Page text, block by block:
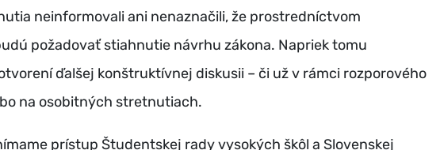
neinformovali ani nenaznačili, že prostredníctvom
požadovať stiahnutie návrhu zákona. Napriek tomu
ďalšej konštruktívnej diskusii – či už v rámci rozporového
na osobitných stretnutiach.
prístup Študentskej rady vysokých škôl a Slovenskej